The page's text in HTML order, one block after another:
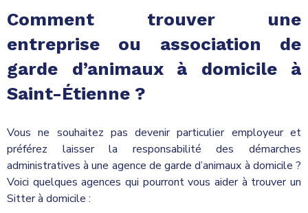
Comment trouver une
entreprise ou association de
garde d’animaux à domicile à
Saint-Étienne ?
Vous ne souhaitez pas devenir particulier employeur et
préférez laisser la responsabilité des démarches
administratives à une agence de garde d’animaux à domicile ?
Voici quelques agences qui pourront vous aider à trouver un
Sitter à domicile :